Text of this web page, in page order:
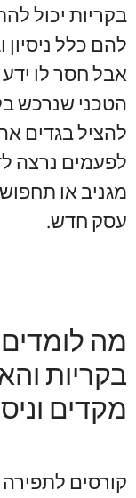
בקריות יכול
להם כלל
אבל חסר לו
הטכני שנרכש
להציל בגדים
לפעמים נרצה
מגניב או
עסק חדש.
מה
בקריות
מקדים
קורסים